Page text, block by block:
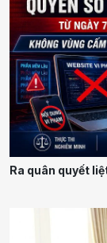
Ra quân quyết